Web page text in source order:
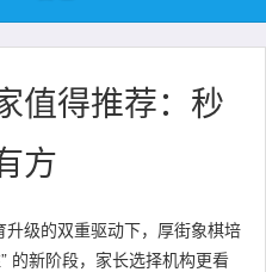
值得推荐：秒
方
级的双重驱动下，厚街象棋培
的新阶段，家长选择机构更看